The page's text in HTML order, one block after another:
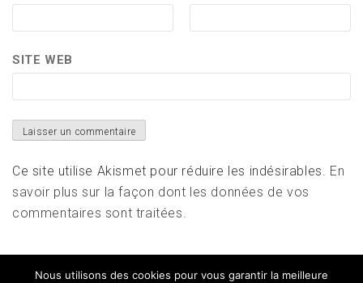
SITE WEB
Ce site utilise Akismet pour réduire les indésirables. En
savoir plus sur la façon dont les données de vos
commentaires sont traitées
Nous utilisons des cookies pour vous garantir la meilleure